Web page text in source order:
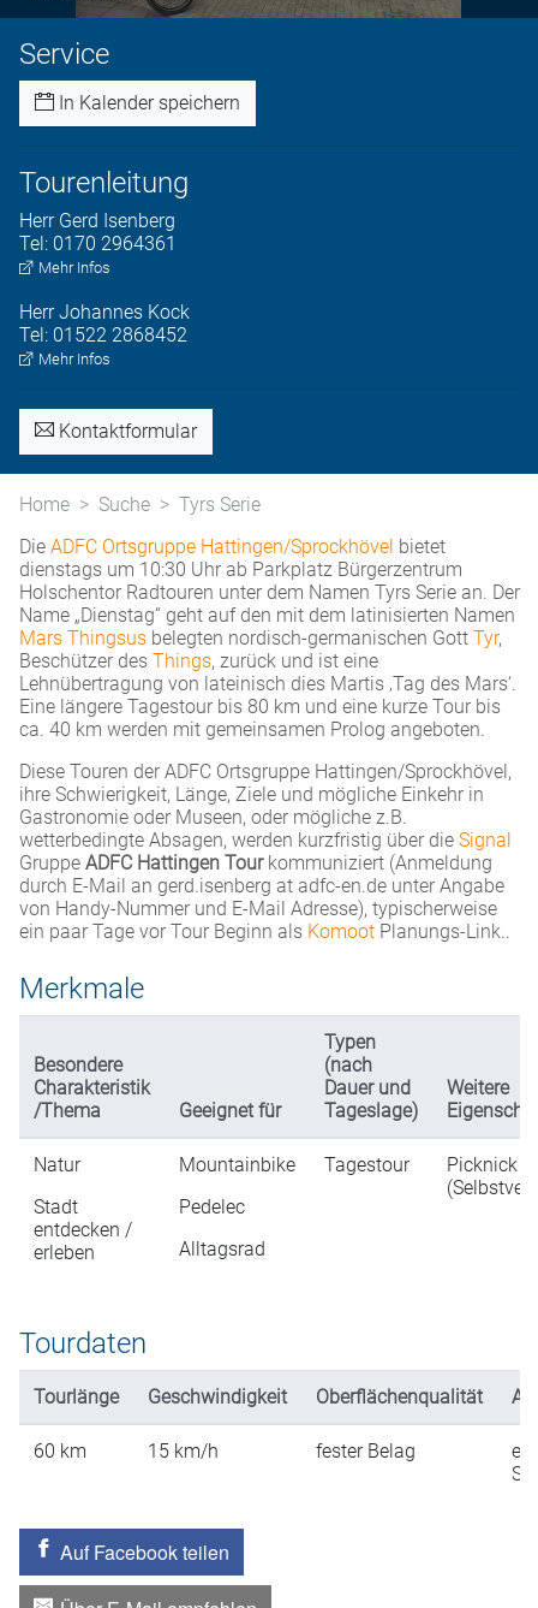
Service
In Kalender speichern
Tourenleitung
Herr Gerd Isenberg
Tel: 0170 2964361
Mehr Infos
Herr Johannes Kock
Tel: 01522 2868452
Mehr Infos
Kontaktformular
Home Suche
Tyrs Serie
Die ADFC Ortsgruppe Hattingen/Sprockhövel bietet
dienstags um 10:30 Uhr ab Parkplatz Bürgerzentrum
Holschentor Radtouren unter dem Namen Tyrs Serie an. Der
Name „Dienstag“ geht auf den mit dem latinisierten Namen
Mars Thingsus belegten nordisch-germanischen Gott Tyr,
Beschützer des Things, zurück und ist eine
Lehnübertragung von lateinisch dies Martis ‚Tag des Mars‘.
Eine längere Tagestour bis 80 km und eine kurze Tour bis
ca. 40 km werden mit gemeinsamen Prolog angeboten.
Diese Touren der ADFC Ortsgruppe Hattingen/Sprockhövel,
ihre Schwierigkeit, Länge, Ziele und mögliche Einkehr in
Gastronomie oder Museen, oder mögliche z.B.
wetterbedingte Absagen, werden kurzfristig über die Signal
Gruppe ADFC Hattingen Tourkommuniziert (Anmeldung
durch E-Mail an gerd.isenberg at adfc-en.de unter Angabe
von Handy-Nummer und E-Mail Adresse), typischerweise
ein paar Tage vor Tour Beginn als Komoot Planungs-Link..
Merkmale
Besondere
Charakteristik
/Thema
Geeignet für
Typen
(nach
Dauer und
Tageslage)
Weitere
Natur
Stadt
entdecken /
erleben
Mountainbike
Pedelec
Alltagsrad
Tagestour
Picknick
Tourdaten
Tourlänge Geschwindigkeit Oberflächenqualität
60 km 15 km/h fester Belag
Auf Facebook teilen